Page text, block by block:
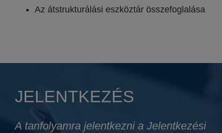
Az átstrukturálási eszköztár összefoglalása
JELENTKEZÉS
A tanfolyamra jelentkezni a Jelentkezési